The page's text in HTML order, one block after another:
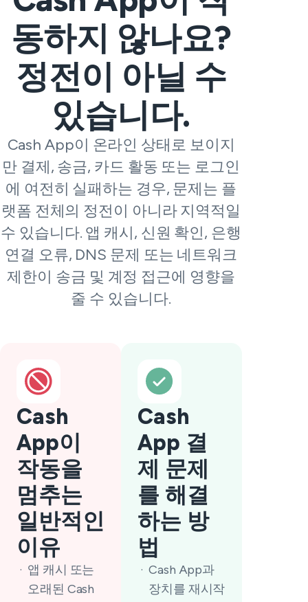
동하지 않나요?
정전이 아닐 수
있습니다.
Cash App이 온라인 상태로 보이지
만 결제, 송금, 카드 활동 또는 로그인
에 여전히 실패하는 경우, 문제는 플
랫폼 전체의 정전이 아니라 지역적일
수 있습니다. 앱 캐시, 신원 확인, 은행
연결 오류, DNS 문제 또는 네트워크
제한이 송금 및 계정 접근에 영향을
줄 수 있습니다.
Cash
App이
작동을
멈추는
일반적인
이유
앱 캐시 또는
오래된 Cash
Cash
App 결
제 문제
를 해결
하는 방
법
Cash App과
장치를 재시작